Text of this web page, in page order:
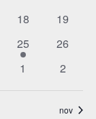
0
18
0
19
1
evenement
25
0
26
0
1
0
2
nov